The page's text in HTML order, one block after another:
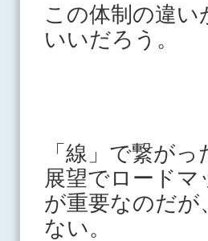
この体制の違
いいだろう。
「線」で繋が
展望でロード
が重要なのだ
ない。